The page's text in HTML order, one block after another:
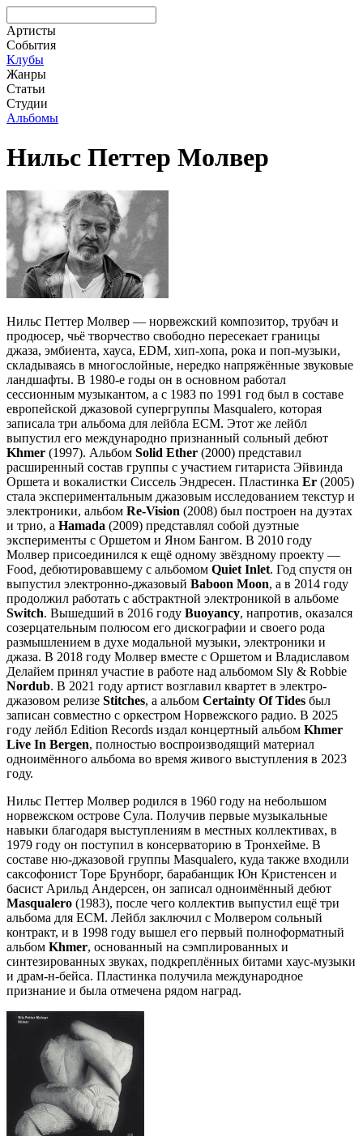
Артисты
События
Клубы
Жанры
Статьи
Студии
Альбомы
Нильс Петтер Молвер
Нильс Петтер Молвер — норвежский композитор, трубач и
продюсер, чьё творчество свободно пересекает границы
джаза, эмбиента, хауса, EDM, хип-хопа, рока и поп-музыки,
складываясь в многослойные, нередко напряжённые звуковые
ландшафты. В 1980-е годы он в основном работал
сессионным музыкантом, а с 1983 по 1991 год был в составе
европейской джазовой супергруппы Masqualero, которая
записала три альбома для лейбла ECM. Этот же лейбл
выпустил его международно признанный сольный дебют
Khmer (1997). Альбом Solid Ether (2000) представил
расширенный состав группы с участием гитариста Эйвинда
Оршета и вокалистки Сиссель Эндресен. Пластинка Er (2005)
стала экспериментальным джазовым исследованием текстур и
электроники, альбом Re-Vision (2008) был построен на дуэтах
и трио, а Hamada (2009) представлял собой дуэтные
эксперименты с Оршетом и Яном Бангом. В 2010 году
Молвер присоединился к ещё одному звёздному проекту —
Food, дебютировавшему с альбомом Quiet Inlet. Год спустя он
выпустил электронно-джазовый Baboon Moon, а в 2014 году
продолжил работать с абстрактной электроникой в альбоме
Switch. Вышедший в 2016 году Buoyancy, напротив, оказался
созерцательным полюсом его дискографии и своего рода
размышлением в духе модальной музыки, электроники и
джаза. В 2018 году Молвер вместе с Оршетом и Владиславом
Делайем принял участие в работе над альбомом Sly & Robbie
Nordub. В 2021 году артист возглавил квартет в электро-
джазовом релизе Stitches, а альбом Certainty Of Tides был
записан совместно с оркестром Норвежского радио. В 2025
году лейбл Edition Records издал концертный альбом Khmer
Live In Bergen, полностью воспроизводящий материал
одноимённого альбома во время живого выступления в 2023
году.
Нильс Петтер Молвер родился в 1960 году на небольшом
норвежском острове Сула. Получив первые музыкальные
навыки благодаря выступлениям в местных коллективах, в
1979 году он поступил в консерваторию в Тронхейме. В
составе ню-джазовой группы Masqualero, куда также входили
саксофонист Торе Брунборг, барабанщик Юн Кристенсен и
басист Арильд Андерсен, он записал одноимённый дебют
Masqualero (1983), после чего коллектив выпустил ещё три
альбома для ECM. Лейбл заключил с Молвером сольный
контракт, и в 1998 году вышел его первый полноформатный
альбом Khmer, основанный на сэмплированных и
синтезированных звуках, подкреплённых битами хаус-музыки
и драм-н-бейса. Пластинка получила международное
признание и была отмечена рядом наград.